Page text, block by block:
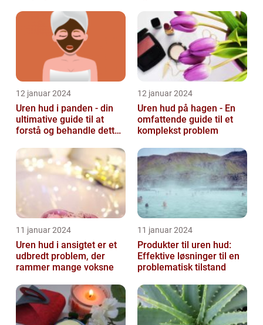
12 januar 2024
Uren hud i panden - din
ultimative guide til at
forstå og behandle dette
12 januar 2024
Uren hud på hagen - En
omfattende guide til et
komplekst problem
11 januar 2024
Uren hud i ansigtet er et
udbredt problem, der
rammer mange voksne
11 januar 2024
Produkter til uren hud:
Effektive løsninger til en
problematisk tilstand